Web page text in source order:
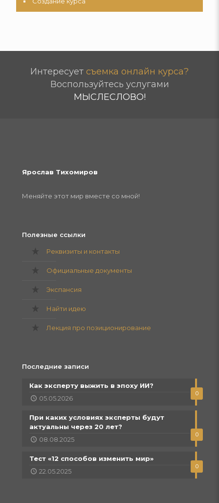
Интересует съемка онлайн курса?
Воспользуйтесь услугами
МЫСЛЕСЛОВО!
Ярослав Тихомиров
Меняйте этот мир вместе со мной!
Полезные ссылки
Реквизиты и контакты
Официальные документы
Экспансия
Найти идею
Лекция про позиционирование
Последние записи
0
Как эксперту выжить в эпоху ИИ?
05.05.2026
0
При каких условиях эксперты будут
актуальны через 20 лет?
08.08.2025
0
Тест «12 способов изменить мир»
22.05.2025